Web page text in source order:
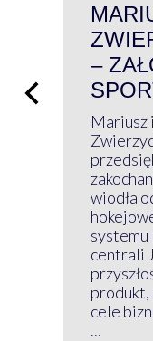
–
Mariusz
wiodła
systemu
centrali
produkt,
cele
...